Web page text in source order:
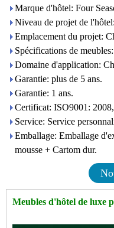
Marque d'hôtel: Four
Niveau de projet de
Emplacement du projet:
Spécifications de
Domaine d'application:
Garantie: plus de 5 ans.
Garantie: 1 ans.
Certificat: ISO9001:
Service: Service
Emballage: Emballage
mousse + Cartom dur.
Meubles d'hôtel de